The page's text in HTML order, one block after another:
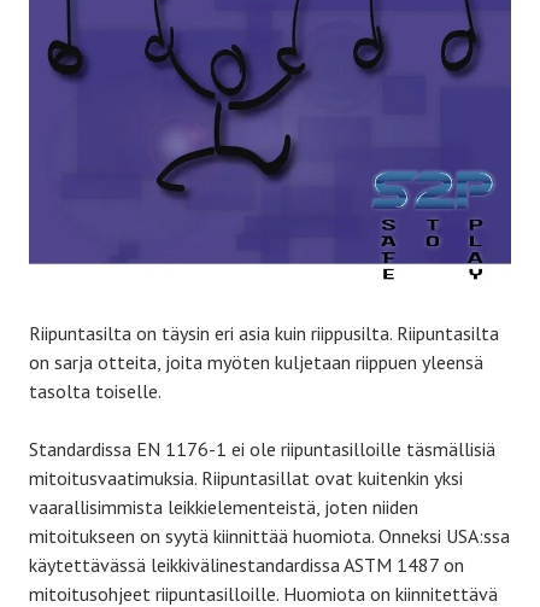
Riipuntasilta on täysin eri asia kuin riippusilta. Riipuntasilta
on sarja otteita, joita myöten kuljetaan riippuen yleensä
tasolta toiselle.
Standardissa EN 1176-1 ei ole riipuntasilloille täsmällisiä
mitoitusvaatimuksia. Riipuntasillat ovat kuitenkin yksi
vaarallisimmista leikkielementeistä, joten niiden
mitoitukseen on syytä kiinnittää huomiota. Onneksi USA:ssa
käytettävässä leikkivälinestandardissa ASTM 1487 on
mitoitusohjeet riipuntasilloille. Huomiota on kiinnitettävä